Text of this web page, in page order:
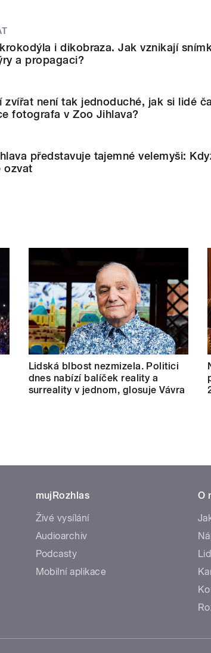
i dikobraza. Jak vznikají
a propagaci?
zvířat není tak jednoduché, jak si lidé
fotografa v Zoo Jihlava?
představuje tajemné velemyši:
ozvat
Lidská blbost nezmizela. Politici
dnes nabízí balíček reality a
surreality v jednom, glosuje Vávra
mujRozhlas
Živé vysílání
Audioarchiv
Podcasty
Mobilní aplikace
O